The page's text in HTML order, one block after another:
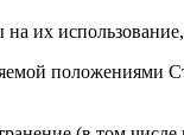
их
положениями